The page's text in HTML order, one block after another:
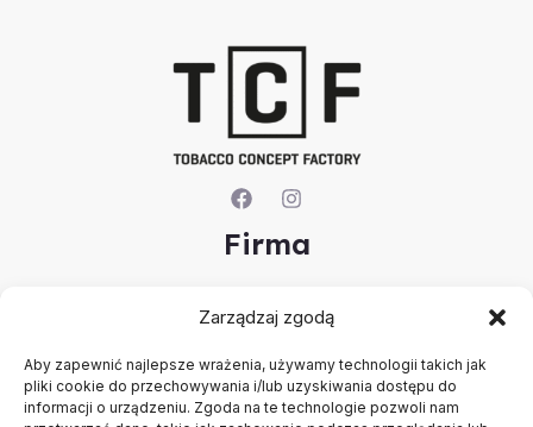
Zarządzaj zgodą
Aby zapewnić najlepsze wrażenia, używamy technologii takich jak
pliki cookie do przechowywania i/lub uzyskiwania dostępu do
informacji o urządzeniu. Zgoda na te technologie pozwoli nam
Firma
Kontakt
Konto
Polityka prywatności